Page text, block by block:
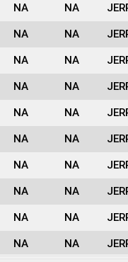
NA NA
NA NA
NA NA
NA NA
NA NA
NA NA
NA NA
NA NA
NA NA
NA NA